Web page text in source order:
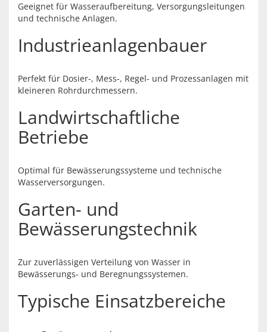
Geeignet für Wasseraufbereitung, Versorgungsleitungen
und technische Anlagen.
Industrieanlagenbauer
Perfekt für Dosier-, Mess-, Regel- und Prozessanlagen mit
kleineren Rohrdurchmessern.
Landwirtschaftliche
Betriebe
Optimal für Bewässerungssysteme und technische
Wasserversorgungen.
Garten- und
Bewässerungstechnik
Zur zuverlässigen Verteilung von Wasser in
Bewässerungs- und Beregnungssystemen.
Typische Einsatzbereiche